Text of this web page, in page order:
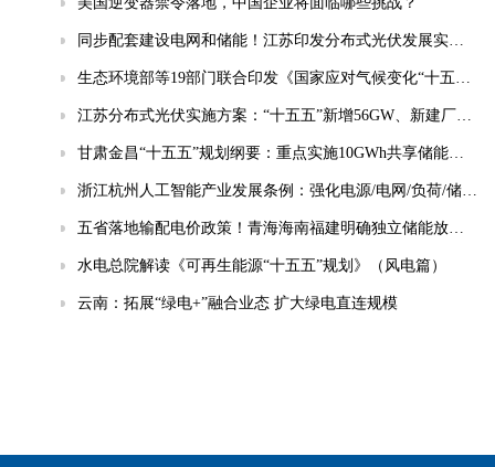
同步配套建设电网和储能！江苏印发分布式光伏发展实施方案（2026-2030年）
生态环境部等19部门联合印发《国家应对气候变化“十五五”规划》
江苏分布式光伏实施方案：“十五五”新增56GW、新建厂房100%安装
甘肃金昌“十五五”规划纲要：重点实施10GWh共享储能电站等项目
浙江杭州人工智能产业发展条例：强化电源/电网/负荷/储能协同，推动城市供电可靠性符合算力设施标准
五省落地输配电价政策！青海海南福建明确独立储能放电退减输配电费！
水电总院解读《可再生能源“十五五”规划》（风电篇）
云南：拓展“绿电+”融合业态 扩大绿电直连规模